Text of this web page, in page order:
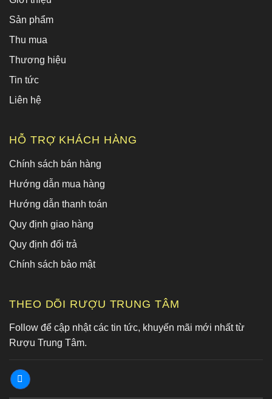
Sản phẩm
Thu mua
Thương hiệu
Tin tức
Liên hệ
HỖ TRỢ KHÁCH HÀNG
Chính sách bán hàng
Hướng dẫn mua hàng
Hướng dẫn thanh toán
Quy định giao hàng
Quy định đổi trả
Chính sách bảo mật
THEO DÕI RƯỢU TRUNG TÂM
Follow để cập nhật các tin tức, khuyến mãi mới nhất từ
Rượu Trung Tâm.